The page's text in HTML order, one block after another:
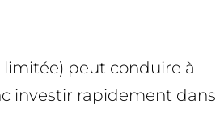
limitée) peut conduire à
investir rapidement dans